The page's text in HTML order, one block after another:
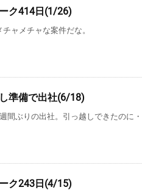
ク414日(1/26)
チャメチャな案件だな。
準備で出社(6/18)
間ぶりの出社。引っ越しできたのに
ク243日(4/15)